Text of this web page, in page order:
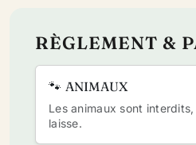
RÈGLEMENT &
🐾 ANIMAUX
Les animaux sont interdits
laisse.